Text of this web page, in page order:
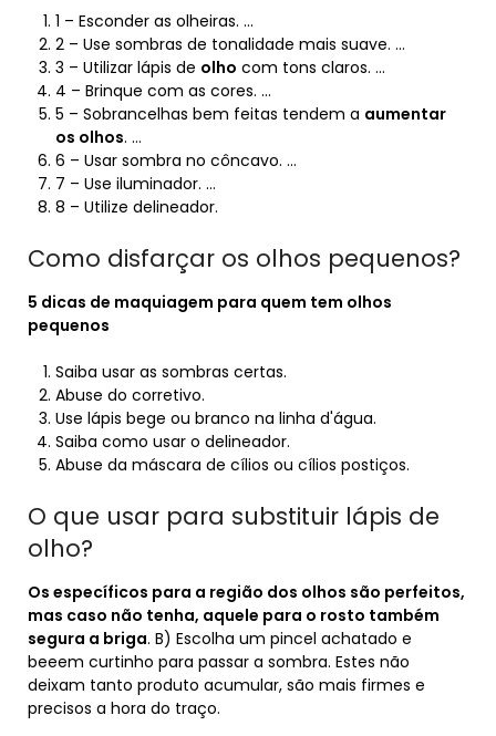
1 – Esconder as olheiras. …
2 – Use sombras de tonalidade mais suave. …
3 – Utilizar lápis de olho com tons claros. …
4 – Brinque com as cores. …
5 – Sobrancelhas bem feitas tendem a aumentar
os olhos. …
6 – Usar sombra no côncavo. …
7 – Use iluminador. …
8 – Utilize delineador.
Como disfarçar os olhos pequenos?
5 dicas de maquiagem para quem tem olhos
pequenos
Saiba usar as sombras certas.
Abuse do corretivo.
Use lápis bege ou branco na linha d'água.
Saiba como usar o delineador.
Abuse da máscara de cílios ou cílios postiços.
O que usar para substituir lápis de
olho?
Os específicos para a região dos olhos são perfeitos,
mas caso não tenha, aquele para o rosto também
segura a briga. B) Escolha um pincel achatado e
beeem curtinho para passar a sombra. Estes não
deixam tanto produto acumular, são mais firmes e
precisos a hora do traço.